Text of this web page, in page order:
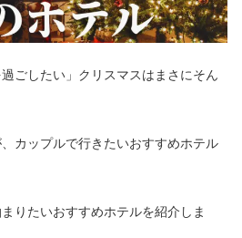
ごしたい」クリスマスはまさにそん
カップルで行きたいおすすめホテル
りたいおすすめホテルを紹介しま